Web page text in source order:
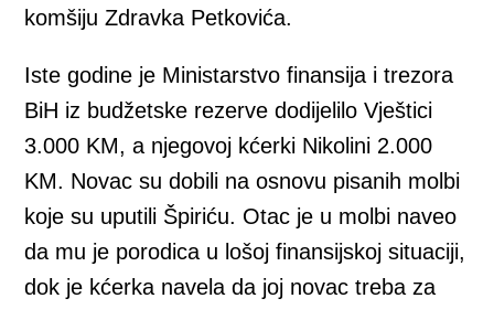
komšiju Zdravka Petkovića.
Iste godine je Ministarstvo finansija i trezora
BiH iz budžetske rezerve dodijelilo Vještici
3.000 KM, a njegovoj kćerki Nikolini 2.000
KM. Novac su dobili na osnovu pisanih molbi
koje su uputili Špiriću. Otac je u molbi naveo
da mu je porodica u lošoj finansijskoj situaciji,
dok je kćerka navela da joj novac treba za